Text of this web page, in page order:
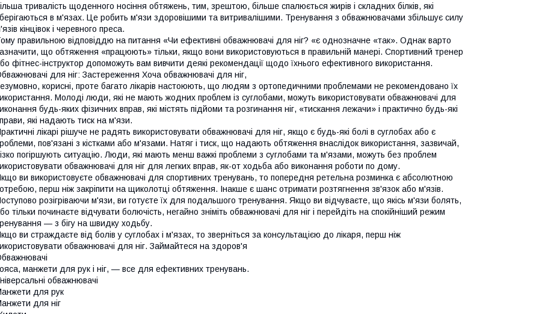
тривалість щоденного носіння обтяжень, тим, зрештою, більше спалюється жирів і складних білків, які
в м'язах. Це робить м'язи здоровішими та витривалішими. Тренування з обважнювачами збільшує силу
кінцівок і черевного преса.
правильною відповіддю на питання «Чи ефективні обважнювачі для ніг? «є однозначне «так». Однак варто
що обтяження «працюють» тільки, якщо вони використовуються в правильній манері. Спортивний тренер
фітнес-інструктор допоможуть вам вивчити деякі рекомендації щодо їхнього ефективного використання.
для ніг: Застереження Хоча обважнювачі для ніг,
корисні, проте багато лікарів настоюють, що людям з ортопедичними проблемами не рекомендовано їх
Молоді люди, які не мають жодних проблем із суглобами, можуть використовувати обважнювачі для
будь-яких фізичних вправ, які містять підйоми та розгинання ніг, «тискання лежачи» і практично будь-які
які надають тиск на м'язи.
лікарі рішуче не радять використовувати обважнювачі для ніг, якщо є будь-які болі в суглобах або є
пов'язані з кістками або м'язами. Натяг і тиск, що надають обтяження внаслідок використання, зазвичай,
погіршують ситуацію. Люди, які мають менш важкі проблеми з суглобами та м'язами, можуть без проблем
обважнювачі для ніг для легких вправ, як-от ходьба або виконання роботи по дому.
ви використовуєте обважнювачі для спортивних тренувань, то попередня ретельна розминка є абсолютною
перш ніж закріпити на щиколотці обтяження. Інакше є шанс отримати розтягнення зв'язок або м'язів.
розігріваючи м'язи, ви готуєте їх для подальшого тренування. Якщо ви відчуваєте, що якісь м'язи болять,
тільки починаєте відчувати болючість, негайно зніміть обважнювачі для ніг і перейдіть на спокійніший режим
— з бігу на швидку ходьбу.
ви страждаєте від болів у суглобах і м'язах, то зверніться за консультацією до лікаря, перш ніж
обважнювачі для ніг. Займайтеся на здоров'я
манжети для рук і ніг, — все для ефективних тренувань.
обважнювачі
для рук
для ніг